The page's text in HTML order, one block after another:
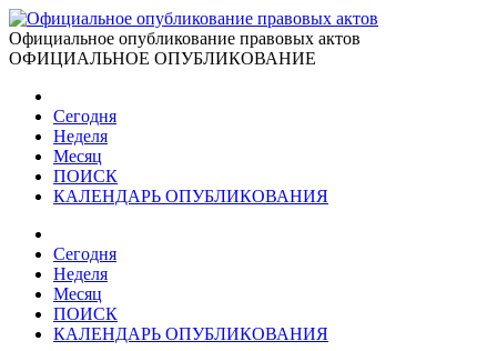
Официальное опубликование правовых актов
ОФИЦИАЛЬНОЕ ОПУБЛИКОВАНИЕ
Сегодня
Неделя
Месяц
ПОИСК
КАЛЕНДАРЬ ОПУБЛИКОВАНИЯ
Сегодня
Неделя
Месяц
ПОИСК
КАЛЕНДАРЬ ОПУБЛИКОВАНИЯ